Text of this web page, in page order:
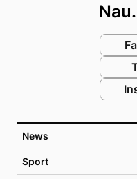
News
Sport